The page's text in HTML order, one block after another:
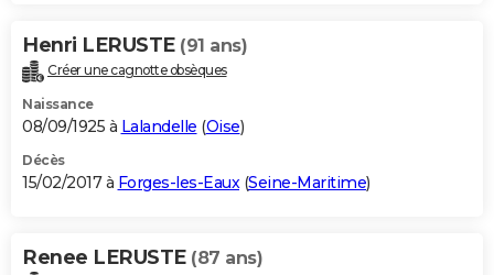
Henri LERUSTE (91 ans)
Créer une cagnotte obsèques
Naissance
08/09/1925 à Lalandelle (Oise)
Décès
15/02/2017 à Forges-les-Eaux (Seine-Maritime)
Renee LERUSTE (87 ans)